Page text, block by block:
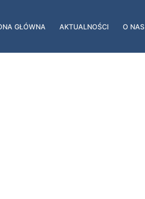
GŁÓWNA AKTUALNOŚCI O NAS